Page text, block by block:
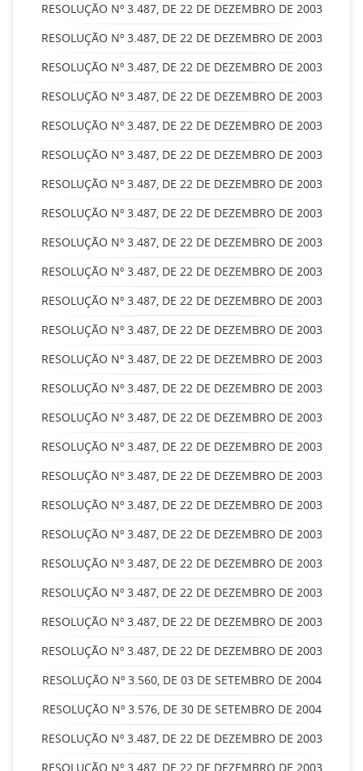
RESOLUÇÃO Nº 3.487, DE 22 DE DEZEMBRO DE 2003
RESOLUÇÃO Nº 3.487, DE 22 DE DEZEMBRO DE 2003
RESOLUÇÃO Nº 3.487, DE 22 DE DEZEMBRO DE 2003
RESOLUÇÃO Nº 3.487, DE 22 DE DEZEMBRO DE 2003
RESOLUÇÃO Nº 3.487, DE 22 DE DEZEMBRO DE 2003
RESOLUÇÃO Nº 3.487, DE 22 DE DEZEMBRO DE 2003
RESOLUÇÃO Nº 3.487, DE 22 DE DEZEMBRO DE 2003
RESOLUÇÃO Nº 3.487, DE 22 DE DEZEMBRO DE 2003
RESOLUÇÃO Nº 3.487, DE 22 DE DEZEMBRO DE 2003
RESOLUÇÃO Nº 3.487, DE 22 DE DEZEMBRO DE 2003
RESOLUÇÃO Nº 3.487, DE 22 DE DEZEMBRO DE 2003
RESOLUÇÃO Nº 3.487, DE 22 DE DEZEMBRO DE 2003
RESOLUÇÃO Nº 3.487, DE 22 DE DEZEMBRO DE 2003
RESOLUÇÃO Nº 3.487, DE 22 DE DEZEMBRO DE 2003
RESOLUÇÃO Nº 3.487, DE 22 DE DEZEMBRO DE 2003
RESOLUÇÃO Nº 3.487, DE 22 DE DEZEMBRO DE 2003
RESOLUÇÃO Nº 3.487, DE 22 DE DEZEMBRO DE 2003
RESOLUÇÃO Nº 3.487, DE 22 DE DEZEMBRO DE 2003
RESOLUÇÃO Nº 3.487, DE 22 DE DEZEMBRO DE 2003
RESOLUÇÃO Nº 3.487, DE 22 DE DEZEMBRO DE 2003
RESOLUÇÃO Nº 3.487, DE 22 DE DEZEMBRO DE 2003
RESOLUÇÃO Nº 3.487, DE 22 DE DEZEMBRO DE 2003
RESOLUÇÃO Nº 3.487, DE 22 DE DEZEMBRO DE 2003
RESOLUÇÃO Nº 3.560, DE 03 DE SETEMBRO DE 2004
RESOLUÇÃO Nº 3.576, DE 30 DE SETEMBRO DE 2004
RESOLUÇÃO Nº 3.487, DE 22 DE DEZEMBRO DE 2003
RESOLUÇÃO Nº 3.487, DE 22 DE DEZEMBRO DE 2003